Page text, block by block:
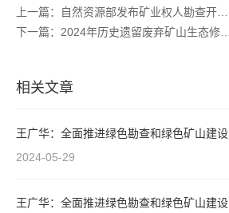
相关文章
王广华：全面推进绿色勘查和绿色矿山建设
2024-05-29
王广华：全面推进绿色勘查和绿色矿山建设